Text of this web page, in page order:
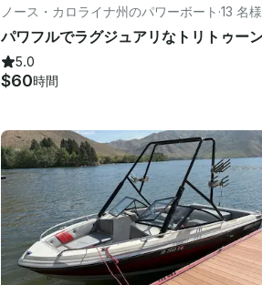
ノース・カロライナ州のパワーボート ·13 名様
5.0
$60時間